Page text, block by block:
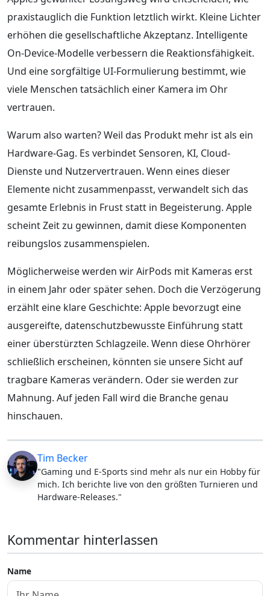
praxistauglich die Funktion letztlich wirkt. Kleine Lichter
erhöhen die gesellschaftliche Akzeptanz. Intelligente
On-Device-Modelle verbessern die Reaktionsfähigkeit.
Und eine sorgfältige UI-Formulierung bestimmt, wie
viele Menschen tatsächlich einer Kamera im Ohr
vertrauen.
Warum also warten? Weil das Produkt mehr ist als ein
Hardware-Gag. Es verbindet Sensoren, KI, Cloud-
Dienste und Nutzervertrauen. Wenn eines dieser
Elemente nicht zusammenpasst, verwandelt sich das
gesamte Erlebnis in Frust statt in Begeisterung. Apple
scheint Zeit zu gewinnen, damit diese Komponenten
reibungslos zusammenspielen.
Möglicherweise werden wir AirPods mit Kameras erst
in einem Jahr oder später sehen. Doch die Verzögerung
erzählt eine klare Geschichte: Apple bevorzugt eine
ausgereifte, datenschutzbewusste Einführung statt
einer überstürzten Schlagzeile. Wenn diese Ohrhörer
schließlich erscheinen, könnten sie unsere Sicht auf
tragbare Kameras verändern. Oder sie werden zur
Mahnung. Auf jeden Fall wird die Branche genau
hinschauen.
Tim Becker
"Gaming und E-Sports sind mehr als nur ein Hobby für
mich. Ich berichte live von den größten Turnieren und
Hardware-Releases."
Kommentar hinterlassen
Name